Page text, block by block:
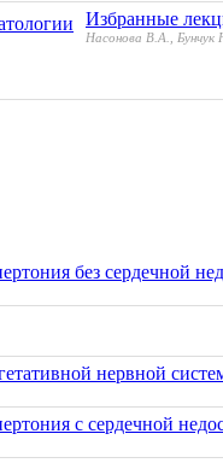
Избранные
Насонова В.А., Бунчук
без сердечной
нервной
с сердечной